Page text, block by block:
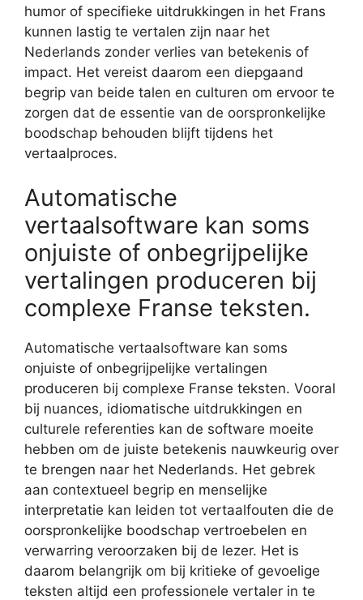
humor of specifieke uitdrukkingen in het Frans
kunnen lastig te vertalen zijn naar het
Nederlands zonder verlies van betekenis of
impact. Het vereist daarom een diepgaand
begrip van beide talen en culturen om ervoor te
zorgen dat de essentie van de oorspronkelijke
boodschap behouden blijft tijdens het
vertaalproces.
Automatische
vertaalsoftware kan soms
onjuiste of onbegrijpelijke
vertalingen produceren bij
complexe Franse teksten.
Automatische vertaalsoftware kan soms
onjuiste of onbegrijpelijke vertalingen
produceren bij complexe Franse teksten. Vooral
bij nuances, idiomatische uitdrukkingen en
culturele referenties kan de software moeite
hebben om de juiste betekenis nauwkeurig over
te brengen naar het Nederlands. Het gebrek
aan contextueel begrip en menselijke
interpretatie kan leiden tot vertaalfouten die de
oorspronkelijke boodschap vertroebelen en
verwarring veroorzaken bij de lezer. Het is
daarom belangrijk om bij kritieke of gevoelige
teksten altijd een professionele vertaler in te